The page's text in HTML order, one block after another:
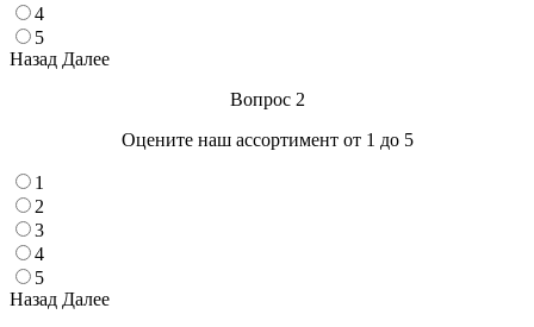
4
5
Назад Далее
Вопрос 2
Оцените наш ассортимент от 1 до 5
1
2
3
4
5
Назад Далее